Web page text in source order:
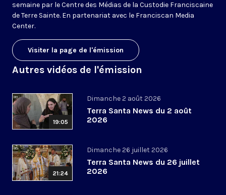
semaine par le Centre des Médias de la Custodie Franciscaine
de Terre Sainte. En partenariat avec le Franciscan Media
Center.
Visiter la page de l'émission
Autres vidéos de l'émission
19:05
Dimanche 2 août 2026
Terra Santa News du 2 août
2026
21:24
Dimanche 26 juillet 2026
Terra Santa News du 26 juillet
2026